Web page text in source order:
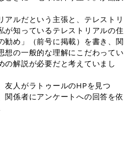
ルだという主張と、テレストリ
が知っているテレストリアルの住
勧め」（前号に掲載）を書き、関
想の一般的な理解にこだわってい
の解説が必要だと考えていまし
人がラトゥールのHPを見つ
関係者にアンケートへの回答を依